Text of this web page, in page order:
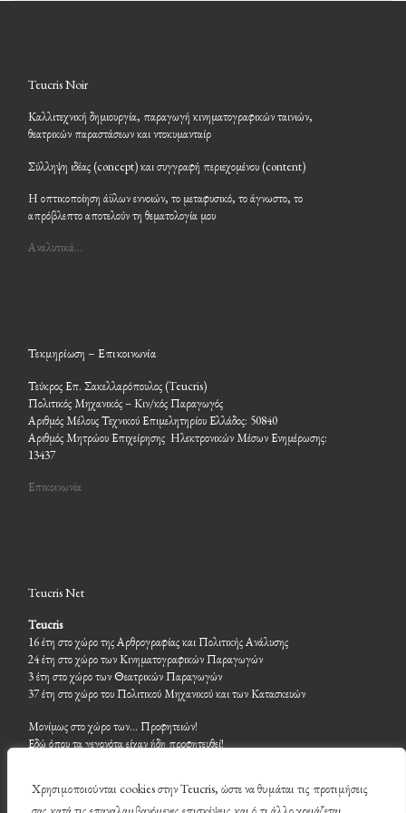
Χρησιμοποιούνται cookies στην Teucris, ώστε να θυμάται τις προτιμήσεις
Teucris Noir
Καλλιτεχνική δημιουργία, παραγωγή κινηματογραφικών ταινιών,
θεατρικών παραστάσεων και ντοκυμανταίρ
Σύλληψη ιδέας (concept) και συγγραφή περιεχομένου (content)
Η οπτικοποίηση άϋλων εννοιών, το μεταφυσικό, το άγνωστο, το
απρόβλεπτο αποτελούν τη θεματολογία μου
Αναλυτικά…
Τεκμηρίωση – Επικοινωνία
Τεύκρος Επ. Σακελλαρόπουλος (Teucris)
Πολιτικός Μηχανικός – Κιν/κός Παραγωγός
Αριθμός Μέλους Τεχνικού Επιμελητηρίου Ελλάδος: 50840
Αριθμός Μητρώου Επιχείρησης Ηλεκτρονικών Μέσων Ενημέρωσης:
13437
Επικοινωνία
Teucris Net
Teucris
16 έτη στο χώρο της Αρθρογραφίας και Πολιτικής Ανάλυσης
24 έτη στο χώρο των Κινηματογραφικών Παραγωγών
3 έτη στο χώρο των Θεατρικών Παραγωγών
37 έτη στο χώρο του Πολιτικού Μηχανικού και των Κατασκευών
Μονίμως στο χώρο των… Προφητειών!
Εδώ όπου τα γεγονότα είχαν ήδη προφητευθεί!